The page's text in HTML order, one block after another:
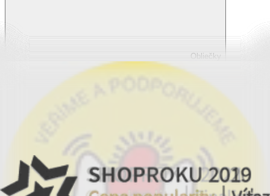
Obliečky
Zobraziť všetko
Všetko z Obliečky